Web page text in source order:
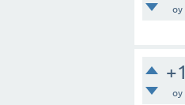
oy
+1
oy